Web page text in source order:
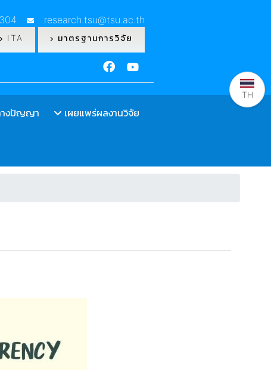
research.tsu@tsu.ac.th
ITA มาตรฐานการวิจัย
งปัญญา เผยแพร่ผลงานวิจัย
TH